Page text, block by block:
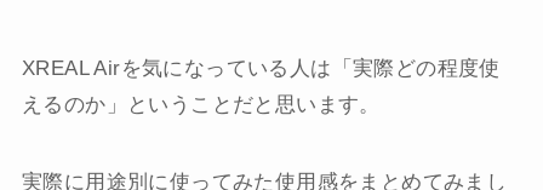
XREAL Airを気になっている人は「実際どの程度使
えるのか」ということだと思います。
実際に用途別に使ってみた使用感をまとめてみまし